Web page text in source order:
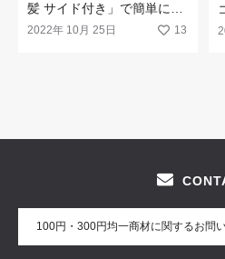
髪 サイド付き」で簡単にイ
メチェン！
2022年 10月 25日 13
100円・300円均一商材に関するお問